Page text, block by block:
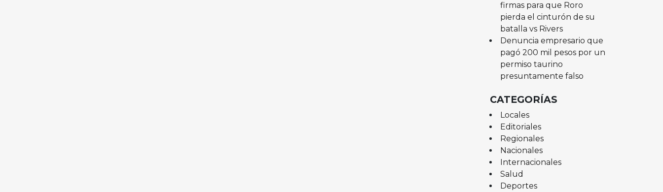
firmas para que Roro
pierda el cinturón de su
batalla vs Rivers
Denuncia empresario que
pagó 200 mil pesos por un
permiso taurino
presuntamente falso
CATEGORÍAS
Locales
Editoriales
Regionales
Nacionales
Internacionales
Salud
Deportes